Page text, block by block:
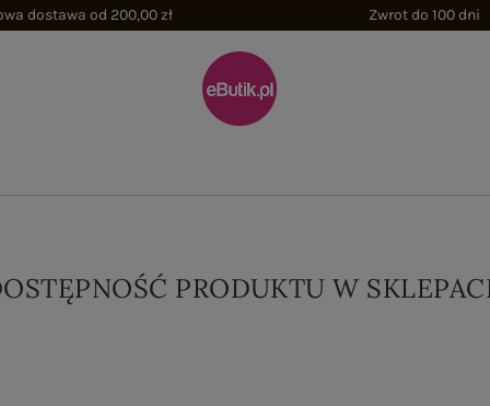
dostawa od 200,00 zł Zwrot do 100 dni
PRODUKTU W